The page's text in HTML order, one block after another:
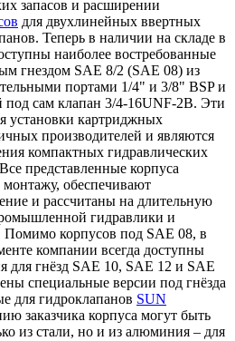
запасов и расширении
для двухлинейных ввертных
Теперь в наличии на складе в
наиболее востребованные
гнездом SAE 8/2 (SAE 08) из
портами 1/4" и 3/8" BSP и
под сам клапан 3/4-16UNF-2B. Эти
установки картриджных
производителей и являются
компактных гидравлических
представленные корпуса
обеспечивают
и рассчитаны на длительную
гидравлики и
корпусов под SAE 08, в
компании всегда доступны
для гнёзд SAE 10, SAE 12 и SAE
специальные версии под гнёзда
для гидроклапанов SUN
заказчика корпуса могут быть
из стали, но и из алюминия – для